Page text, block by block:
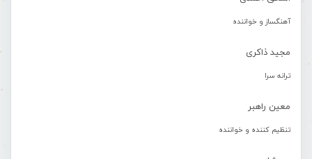
آهنگساز و خواننده
مجید ذاکری
ترانه سرا
معین راهبر
تنظیم کننده و خواننده